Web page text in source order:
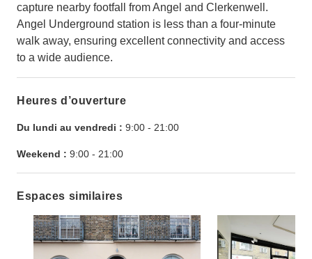
capture nearby footfall from Angel and Clerkenwell.
Angel Underground station is less than a four-minute
walk away, ensuring excellent connectivity and access
to a wide audience.
Heures d’ouverture
Du lundi au vendredi : 9:00 - 21:00
Weekend : 9:00 - 21:00
Espaces similaires